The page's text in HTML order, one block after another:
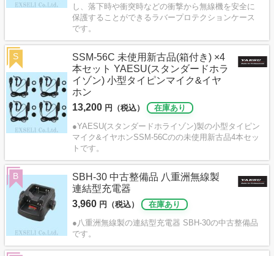
し、落下時や衝突時などの衝撃から無線機を安全に
保護することができるラバープロテクションケース
です。
SSM-56C 未使用新古品(箱付き) ×4
本セット YAESU(スタンダードホラ
イゾン) 小型タイピンマイク&イヤ
ホン
13,200 円（税込）
在庫あり
●YAESU(スタンダードホライゾン)製の小型タイピン
マイク&イヤホンSSM-56Cのの未使用新古品4本セッ
トです。
S
SBH-30 中古整備品 八重洲無線製
連結型充電器
3,960 円（税込）
在庫あり
●八重洲無線製の連結型充電器 SBH-30の中古整備品
です。
B